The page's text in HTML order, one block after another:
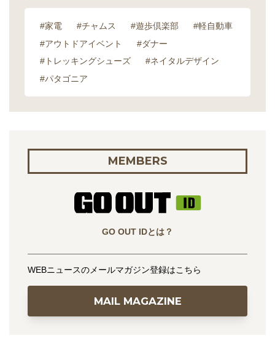
#家電 #チャムス #遊歩倶楽部
#軽自動車
#アウトドアイベント
#ダナー
#トレッキングシューズ
#ネイタルデザイン
#パタゴニア
MEMBERS
GO OUT IDとは？
WEBニュースのメールマガジン登録はこちら
MAIL MAGAZINE